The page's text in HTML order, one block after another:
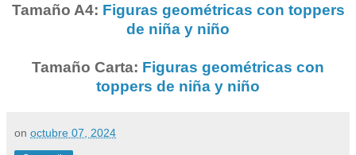
Tamaño A4: Figuras geométricas con toppers
de niña y niño
Tamaño Carta: Figuras geométricas con
toppers de niña y niño
on octubre 07, 2024